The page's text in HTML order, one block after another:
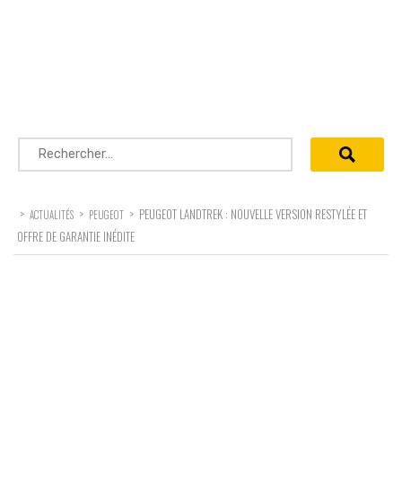
Rechercher :
> ACTUALITÉS > PEUGEOT > PEUGEOT LANDTREK : NOUVELLE VERSION RESTYLÉE ET
OFFRE DE GARANTIE INÉDITE